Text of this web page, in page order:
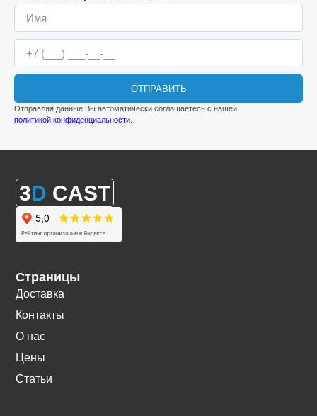
ОТПРАВИТЬ
Отправляя данные Вы автоматически соглашаетесь с нашей
политикой конфиденциальности
3D CAST
Страницы
Доставка
Контакты
О нас
Цены
Статьи